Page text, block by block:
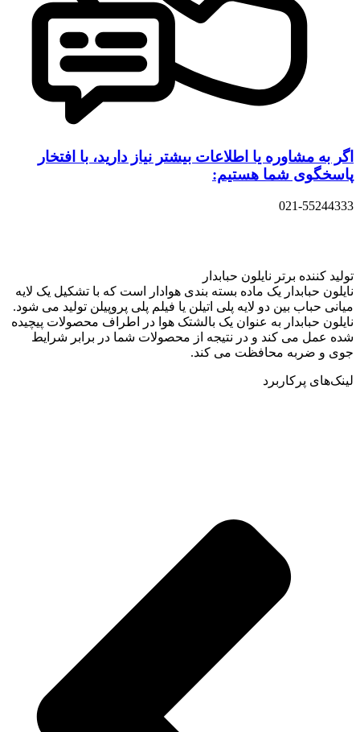
اگر به مشاوره یا اطلاعات بیشتر نیاز دارید، با افتخار
پاسخگوی شما هستیم:
021-55244333
تولید کننده برتر نایلون حبابدار
نایلون حبابدار یک ماده بسته بندی هوادار است که با تشکیل یک لایه
میانی حباب بین دو لایه پلی اتیلن یا فیلم پلی پروپیلن تولید می شود.
نایلون حبابدار به عنوان یک بالشتک هوا در اطراف محصولات پیچیده
شده عمل می کند و در نتیجه از محصولات شما در برابر شرایط
جوی و ضربه محافظت می کند.
لینک‌های پرکاربرد